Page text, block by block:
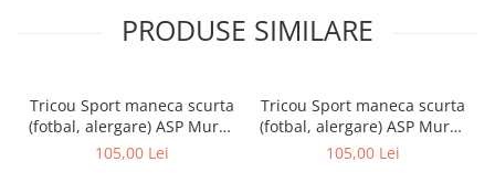
PRODUSE SIMILARE
Tricou Sport maneca scurta
(fotbal, alergare) ASP Mures
rosu
105,00 Lei
Tricou Sport maneca scurta
(fotbal, alergare) ASP Mures
galben
105,00 Lei